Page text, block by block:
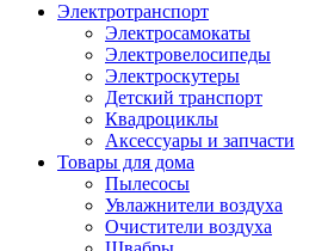
Электротранспорт
Электросамокаты
Электровелосипеды
Электроскутеры
Детский транспорт
Квадроциклы
Аксессуары и запчасти
Товары для дома
Пылесосы
Увлажнители воздуха
Очистители воздуха